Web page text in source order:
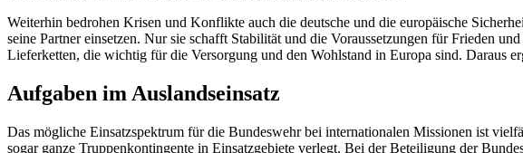
Weiterhin bedrohen Krisen und Konflikte auch die deutsche und die europäische
seine Partner einsetzen. Nur sie schafft Stabilität und die Voraussetzungen für Frieden
Lieferketten, die wichtig für die Versorgung und den Wohlstand in Europa sind. Daraus
Aufgaben im Auslandseinsatz
Das mögliche Einsatzspektrum für die Bundeswehr bei internationalen Missionen ist
sogar ganze Truppenkontingente in Einsatzgebiete verlegt. Bei der Beteiligung der